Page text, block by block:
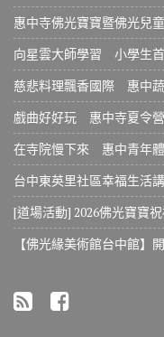
惠中寺佛光寶寶暨佛光兒
向星雲大師學習 小學生
慈悲料理飄香國際 惠中
戲曲好好玩 惠中寺夏令
在寺院慢下來 惠中青年
台中東英里社區幸福生活
[道場活動] 2026佛光寶寶
【佛光緣美術館台中館】